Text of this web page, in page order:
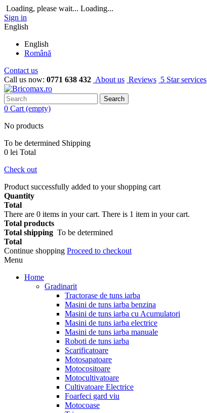
Loading, please wait... Loading...
Sign in
English
English
Română
Contact us
Call us now: 0771 638 432 About us Reviews 5 Star services
Search
0 Cart (empty)
No products
To be determined Shipping
0 lei Total
Check out
Product successfully added to your shopping cart
Quantity
Total
There are 0 items in your cart. There is 1 item in your cart.
Total products
Total shipping To be determined
Total
Continue shopping Proceed to checkout
Menu
Home
Gradinarit
Tractorase de tuns iarba
Masini de tuns iarba benzina
Masini de tuns iarba cu Acumulatori
Masini de tuns iarba electrice
Masini de tuns iarba manuale
Roboti de tuns iarba
Scarificatoare
Motosapatoare
Motocositoare
Motocultivatoare
Cultivatoare Electrice
Foarfeci gard viu
Motocoase